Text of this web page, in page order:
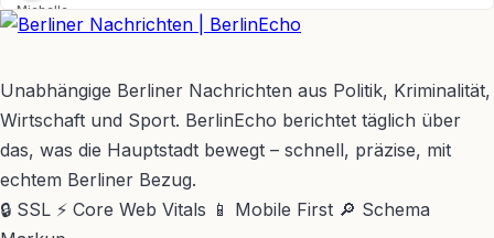
Michelle
Möhring
Unabhängige Berliner Nachrichten aus Politik, Kriminalität,
Wirtschaft und Sport. BerlinEcho berichtet täglich über
das, was die Hauptstadt bewegt – schnell, präzise, mit
echtem Berliner Bezug.
🔒 SSL ⚡ Core Web Vitals 📱 Mobile First 🔎 Schema